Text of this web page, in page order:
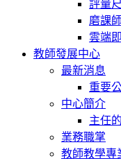
評量
磨課
雲端
教師發展中心
最新消息
重要
中心簡介
主任
業務職掌
教師教學專